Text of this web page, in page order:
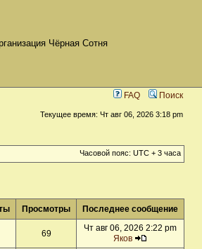
Чёрная Сотня
FAQ Поиск
Текущее время: Чт авг 06, 2026 3:18 pm
Часовой пояс: UTC + 3 часа
Просмотры Последнее сообщение
69
Чт авг 06, 2026 2:22 pm
Яков